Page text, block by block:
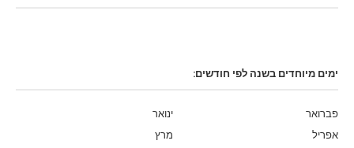
ימים מיוחדים בשנה לפי חודשים:
ינואר
פברואר
מרץ
אפריל